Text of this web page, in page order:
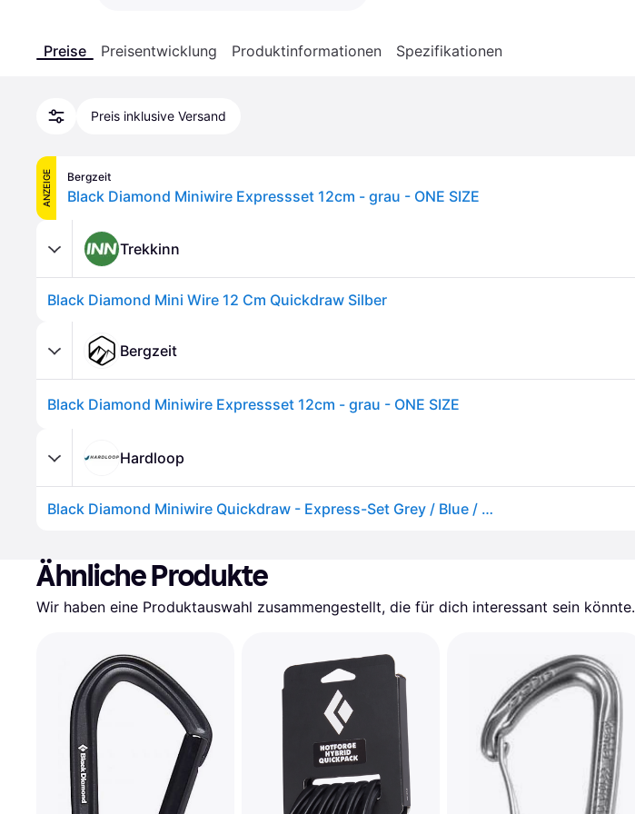
Preise Preisentwicklung Produktinformationen Spezifikationen
Preis inklusive Versand
ANZEIGE Bergzeit
Black Diamond Miniwire Expressset 12cm - grau - ONE SIZE
Trekkinn
Black Diamond Mini Wire 12 Cm Quickdraw Silber
Bergzeit
Black Diamond Miniwire Expressset 12cm - grau - ONE SIZE
Hardloop
Black Diamond Miniwire Quickdraw - Express-Set Grey / Blue / White 12 cm
Ähnliche Produkte
Wir haben eine Produktauswahl zusammengestellt, die für dich interessant sein könnte.